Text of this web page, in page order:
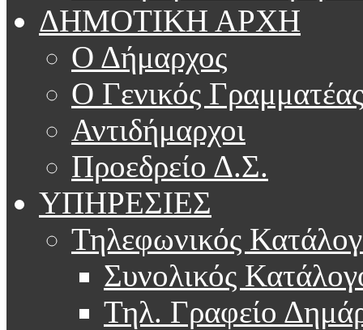
ΔΗΜΟΤΙΚΗ ΑΡΧΗ
Ο Δήμαρχος
Ο Γενικός Γραμματέας
Αντιδήμαρχοι
Προεδρείο Δ.Σ.
ΥΠΗΡΕΣΙΕΣ
Τηλεφωνικός
Συνολικός
Τηλ. Γραφείο